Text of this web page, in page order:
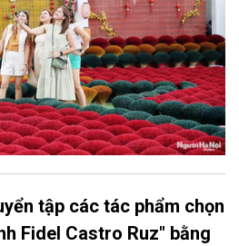
tập các tác phẩm chọn
Fidel Castro Ruz" bằng